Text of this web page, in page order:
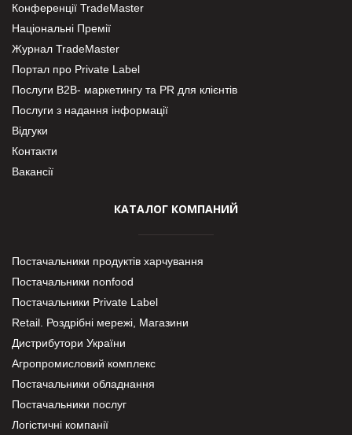
Конференції TradeMaster
Національні Премії
Журнал TradeMaster
Портал про Private Label
Послуги В2В- маркетингу та PR для клієнтів
Послуги з надання інформації
Відгуки
Контакти
Вакансії
КАТАЛОГ КОМПАНИЙ
Постачальники продуктів харчування
Постачальники nonfood
Постачальники Private Label
Retail. Роздрібні мережі, Магазини
Дистрибутори України
Агропромисловий комплекс
Постачальники обладнання
Постачальники послуг
Логістичні компанії